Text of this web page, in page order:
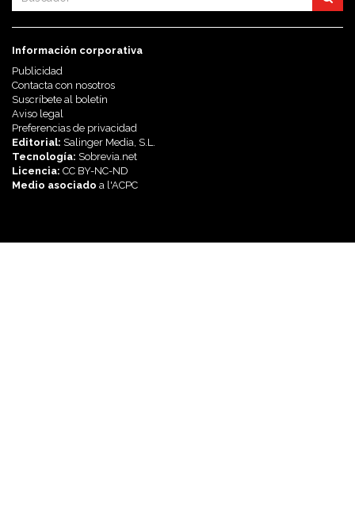
Información corporativa
Publicidad
Contacta con nosotros
Suscríbete al boletín
Aviso legal
Preferencias de privacidad
Editorial: Salinger Media, S.L.
Tecnología: Sobrevia.net
Licencia: CC BY-NC-ND
Medio asociado a l'ACPC